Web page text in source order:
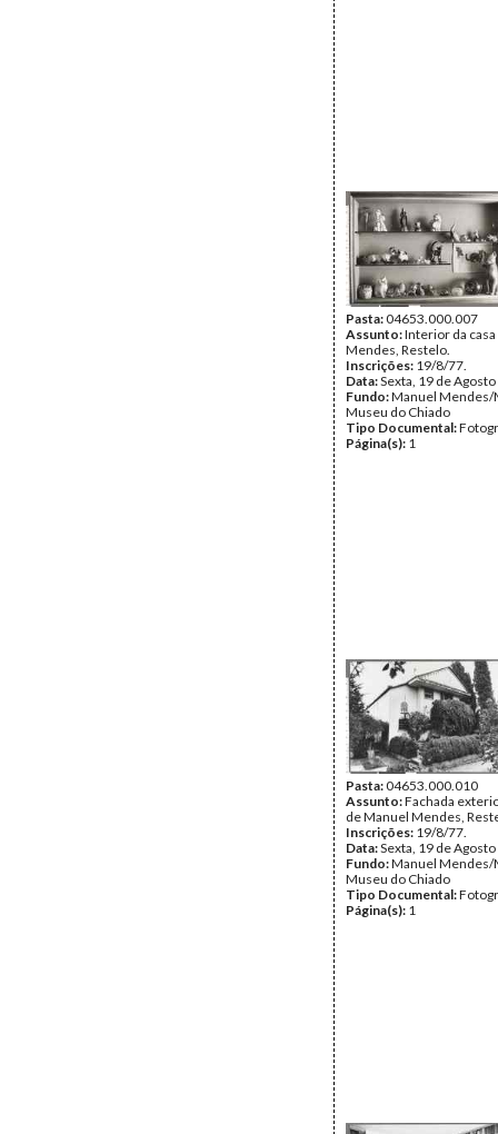
Pasta:04653.000.007
Assunto:Interior da
Mendes, Restelo.
Inscrições: 19/8/77.
Data:Sexta, 19 de
Fundo:Manuel Mendes/
Museu do Chiado
Tipo Documental:
Página(s): 1
Pasta:04653.000.010
Assunto:Fachada
de Manuel Mendes,
Inscrições: 19/8/77.
Data:Sexta, 19 de
Fundo:Manuel Mendes/
Museu do Chiado
Tipo Documental:
Página(s): 1